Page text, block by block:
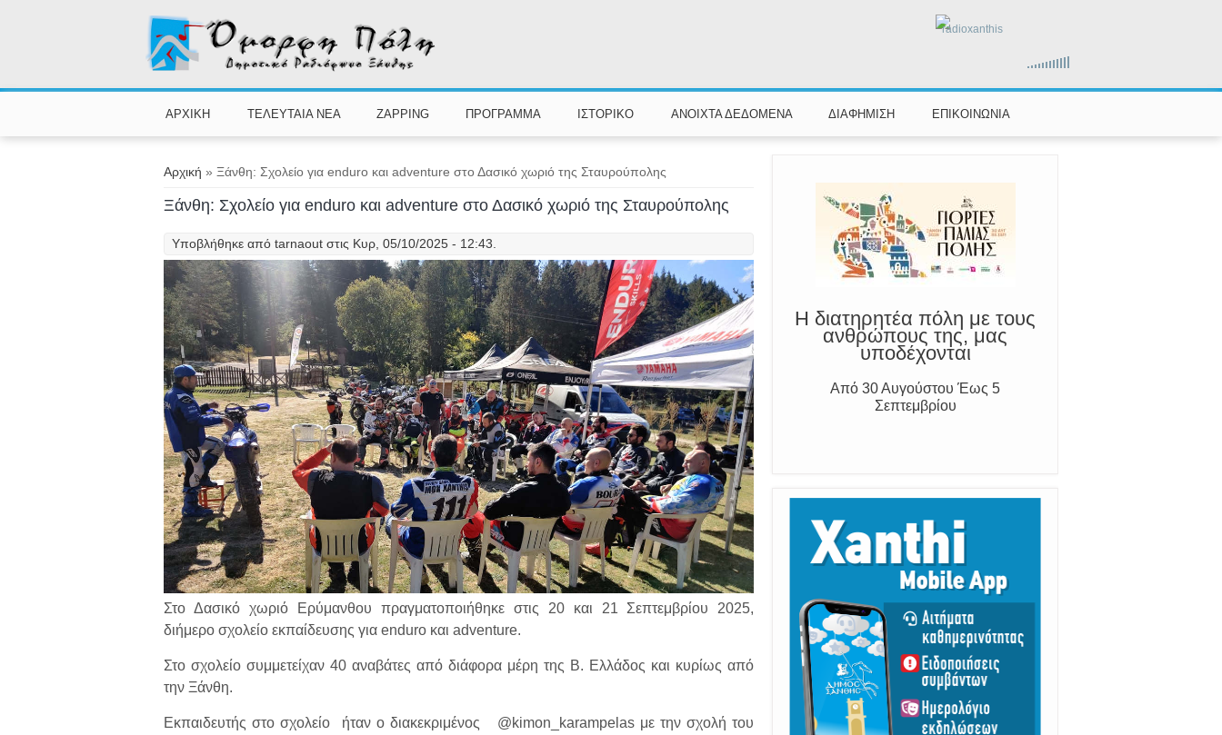
radioxanthis
ΑΡΧΙΚΗ ΤΕΛΕΥΤΑΙΑ ΝΕΑ ZAPPING ΠΡΟΓΡΑΜΜΑ ΙΣΤΟΡΙΚΟ ΑΝΟΙΧΤΑ ΔΕΔΟΜΕΝΑ ΔΙΑΦΗΜΙΣΗ ΕΠΙΚΟΙΝΩΝΙΑ
Είστε εδώ
Αρχική » Ξάνθη: Σχολείο για enduro και adventure στο Δασικό χωριό της Σταυρούπολης
Ξάνθη: Σχολείο για enduro και adventure στο Δασικό χωριό της Σταυρούπολης
Υποβλήθηκε από tarnaout στις Κυρ, 05/10/2025 - 12:43.
Στο Δασικό χωριό Ερύμανθου πραγματοποιήθηκε στις 20 και 21 Σεπτεμβρίου 2025,
διήμερο σχολείο εκπαίδευσης για enduro και adventure.
Στο σχολείο συμμετείχαν 40 αναβάτες από διάφορα μέρη της Β. Ελλάδος και κυρίως από
την Ξάνθη.
Εκπαιδευτής στο σχολείο ήταν ο διακεκριμένος @kimon_karampelas με την σχολή του
Η διατηρητέα πόλη με τους
ανθρώπους της, μας
υποδέχονται
Από 30 Αυγούστου Έως 5
199 ή στο 112 και δίνουμε σαφείς
πληροφορίες